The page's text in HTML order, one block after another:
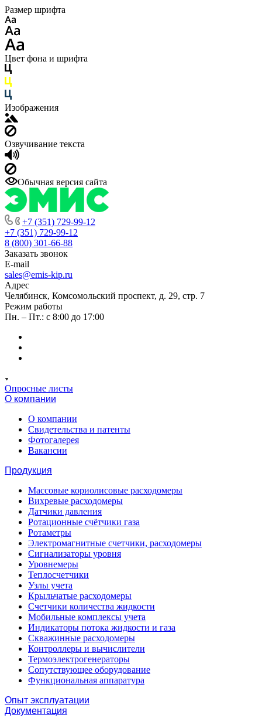
Размер шрифта
Цвет фона и шрифта
Изображения
Озвучивание текста
Обычная версия сайта
+7 (351) 729-99-12
+7 (351) 729-99-12
8 (800) 301-66-88
Заказать звонок
E-mail
sales@emis-kip.ru
Адрес
Челябинск, Комсомольский проспект, д. 29, стр. 7
Режим работы
Пн. – Пт.: с 8:00 до 17:00
Опросные листы
О компании
О компании
Свидетельства и патенты
Фотогалерея
Вакансии
Продукция
Массовые кориолисовые расходомеры
Вихревые расходомеры
Датчики давления
Ротационные счётчики газа
Ротаметры
Электромагнитные счетчики, расходомеры
Сигнализаторы уровня
Уровнемеры
Теплосчетчики
Узлы учета
Крыльчатые расходомеры
Счетчики количества жидкости
Мобильные комплексы учета
Индикаторы потока жидкости и газа
Скважинные расходомеры
Контроллеры и вычислители
Термоэлектрогенераторы
Сопутствующее оборудование
Функциональная аппаратура
Опыт эксплуатации
Документация